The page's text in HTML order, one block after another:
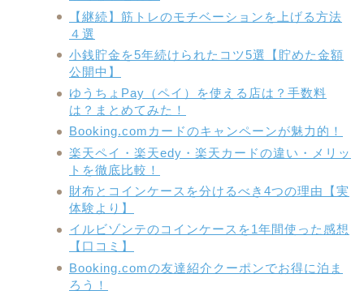
【継続】筋トレのモチベーションを上げる方法
４選
小銭貯金を5年続けられたコツ5選【貯めた金額
公開中】
ゆうちょPay（ペイ）を使える店は？手数料
は？まとめてみた！
Booking.comカードのキャンペーンが魅力的！
楽天ペイ・楽天edy・楽天カードの違い・メリッ
トを徹底比較！
財布とコインケースを分けるべき4つの理由【実
体験より】
イルビゾンテのコインケースを1年間使った感想
【口コミ】
Booking.comの友達紹介クーポンでお得に泊ま
ろう！